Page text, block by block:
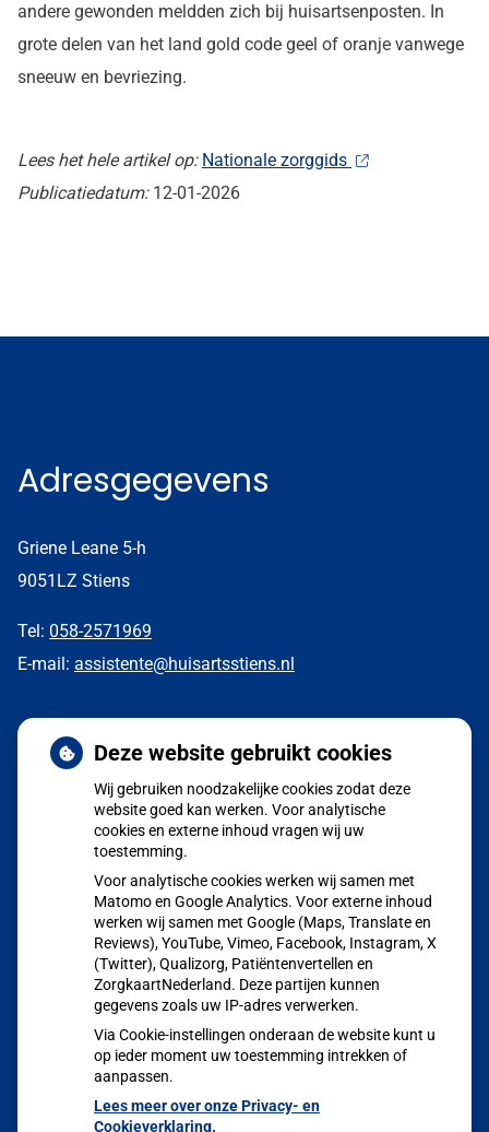
andere gewonden meldden zich bij huisartsenposten. In
grote delen van het land gold code geel of oranje vanwege
sneeuw en bevriezing.
Lees het hele artikel op: Nationale zorggids
Publicatiedatum: 12-01-2026
Adresgegevens
Griene Leane 5-h
9051LZ Stiens
Tel: 058-2571969
E-mail: assistente@huisartsstiens.nl
Nieuws
Aangepaste huisartsenzorg tijdens de zomerperiode
POH GGZ Marion Halman
Jong en alert: hoe je borstkanker herkent als je verder kijkt
dan een knobbeltje
Sinds huisartsen afslankmedicijnen mogen voorschrijven,
neemt gebruik toe
Eigen risico gaat onder toekomstig kabinet omhoog
Deze website gebruikt cookies
Wij gebruiken noodzakelijke cookies zodat deze
website goed kan werken. Voor analytische
cookies en externe inhoud vragen wij uw
toestemming.
Voor analytische cookies werken wij samen met
Matomo en Google Analytics. Voor externe inhoud
werken wij samen met Google (Maps, Translate en
Reviews), YouTube, Vimeo, Facebook, Instagram, X
(Twitter), Qualizorg, Patiëntenvertellen en
ZorgkaartNederland. Deze partijen kunnen
gegevens zoals uw IP-adres verwerken.
Via Cookie-instellingen onderaan de website kunt u
op ieder moment uw toestemming intrekken of
aanpassen.
Lees meer over onze Privacy- en
Cookieverklaring.